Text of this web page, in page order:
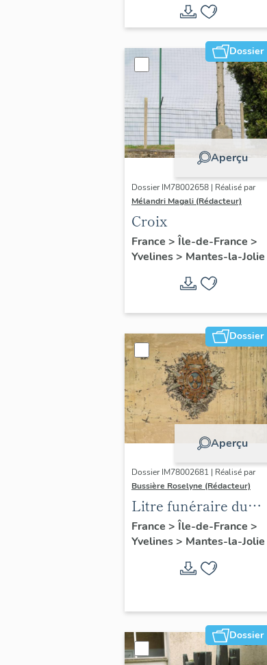
Dossier
Aperçu
Dossier IM78002658 | Réalisé par
Mélandri Magali (Rédacteur)
Croix
France > Île-de-France >
Yvelines> Mantes-la-Jolie
Dossier
Aperçu
Dossier IM78002681 | Réalisé par
Bussière Roselyne (Rédacteur)
Litre funéraire du
prince de Conti
France > Île-de-France >
Yvelines> Mantes-la-Jolie
Dossier